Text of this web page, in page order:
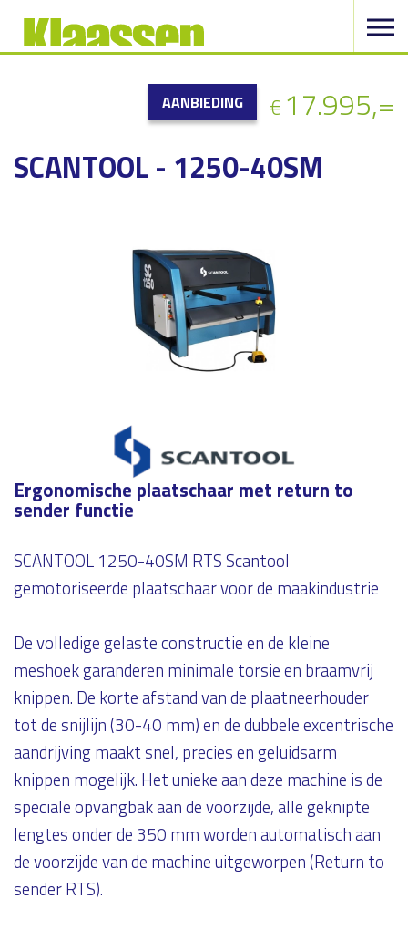
AANBIEDING € 17.995,=
SCANTOOL - 1250-40SM
Ergonomische plaatschaar met return to
sender functie
SCANTOOL 1250-40SM RTS Scantool
gemotoriseerde plaatschaar voor de maakindustrie
De volledige gelaste constructie en de kleine
meshoek garanderen minimale torsie en braamvrij
knippen. De korte afstand van de plaatneerhouder
tot de snijlijn (30-40 mm) en de dubbele excentrische
aandrijving maakt snel, precies en geluidsarm
knippen mogelijk. Het unieke aan deze machine is de
speciale opvangbak aan de voorzijde, alle geknipte
lengtes onder de 350 mm worden automatisch aan
de voorzijde van de machine uitgeworpen (Return to
sender RTS).